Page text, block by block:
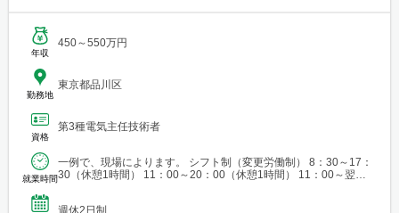
年収
450～550万円
勤務地
東京都品川区
資格
第3種電気主任技術者
就業時間
一例で、現場によります。 シフト制（変更労働制） 8：30～17：
30（休憩1時間） 11：00～20：00（休憩1時間） 11：00～翌
週休2日制